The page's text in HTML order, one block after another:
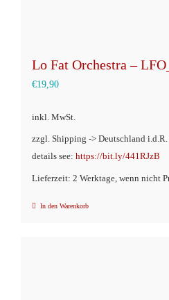
Lo Fat Orchestra –
€19,90
inkl. MwSt.
zzgl. Shipping -> Deutschland
details see: https://bit.ly/441RJzB
Lieferzeit: 2 Werktage, wenn nicht
In den Warenkorb